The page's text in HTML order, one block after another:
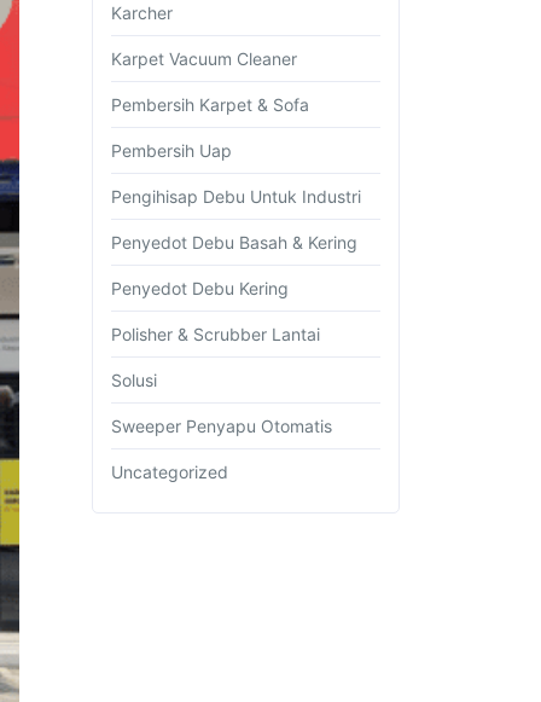
Karcher
Karpet Vacuum Cleaner
Pembersih Karpet & Sofa
Pembersih Uap
Pengihisap Debu Untuk Industri
Penyedot Debu Basah & Kering
Penyedot Debu Kering
Polisher & Scrubber Lantai
Solusi
Sweeper Penyapu Otomatis
Uncategorized